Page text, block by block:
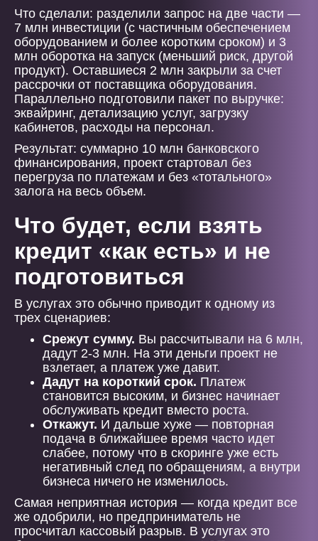
Что сделали: разделили запрос на две части —
7 млн инвестиции (с частичным обеспечением
оборудованием и более коротким сроком) и 3
млн оборотка на запуск (меньший риск, другой
продукт). Оставшиеся 2 млн закрыли за счет
рассрочки от поставщика оборудования.
Параллельно подготовили пакет по выручке:
эквайринг, детализацию услуг, загрузку
кабинетов, расходы на персонал.
Результат: суммарно 10 млн банковского
финансирования, проект стартовал без
перегруза по платежам и без «тотального»
залога на весь объем.
Что будет, если взять
кредит «как есть» и не
подготовиться
В услугах это обычно приводит к одному из
трех сценариев:
Срежут сумму. Вы рассчитывали на 6 млн,
дадут 2-3 млн. На эти деньги проект не
взлетает, а платеж уже давит.
Дадут на короткий срок. Платеж
становится высоким, и бизнес начинает
обслуживать кредит вместо роста.
Откажут. И дальше хуже — повторная
подача в ближайшее время часто идет
слабее, потому что в скоринге уже есть
негативный след по обращениям, а внутри
бизнеса ничего не изменилось.
Самая неприятная история — когда кредит все
же одобрили, но предприниматель не
просчитал кассовый разрыв. В услугах это